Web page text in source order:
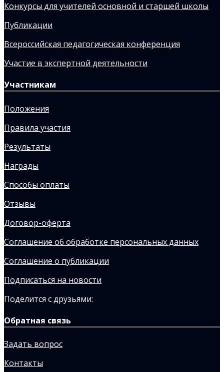
Конкурсы для учителей основной и старшей школы
Публикации
Всероссийская педагогическая конференция
Участие в экспертной деятельности
Участникам
Положения
Правила участия
Результаты
Награды
Способы оплаты
Отзывы
Договор-оферта
Соглашение об обработке персональных данных
Соглашение о публикации
Подписаться на новости
Поделится с друзьями:
Обратная связь
Задать вопрос
Контакты